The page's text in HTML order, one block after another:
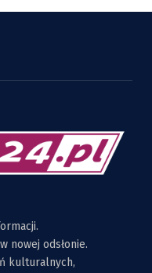
nowej odsłonie.
kulturalnych,